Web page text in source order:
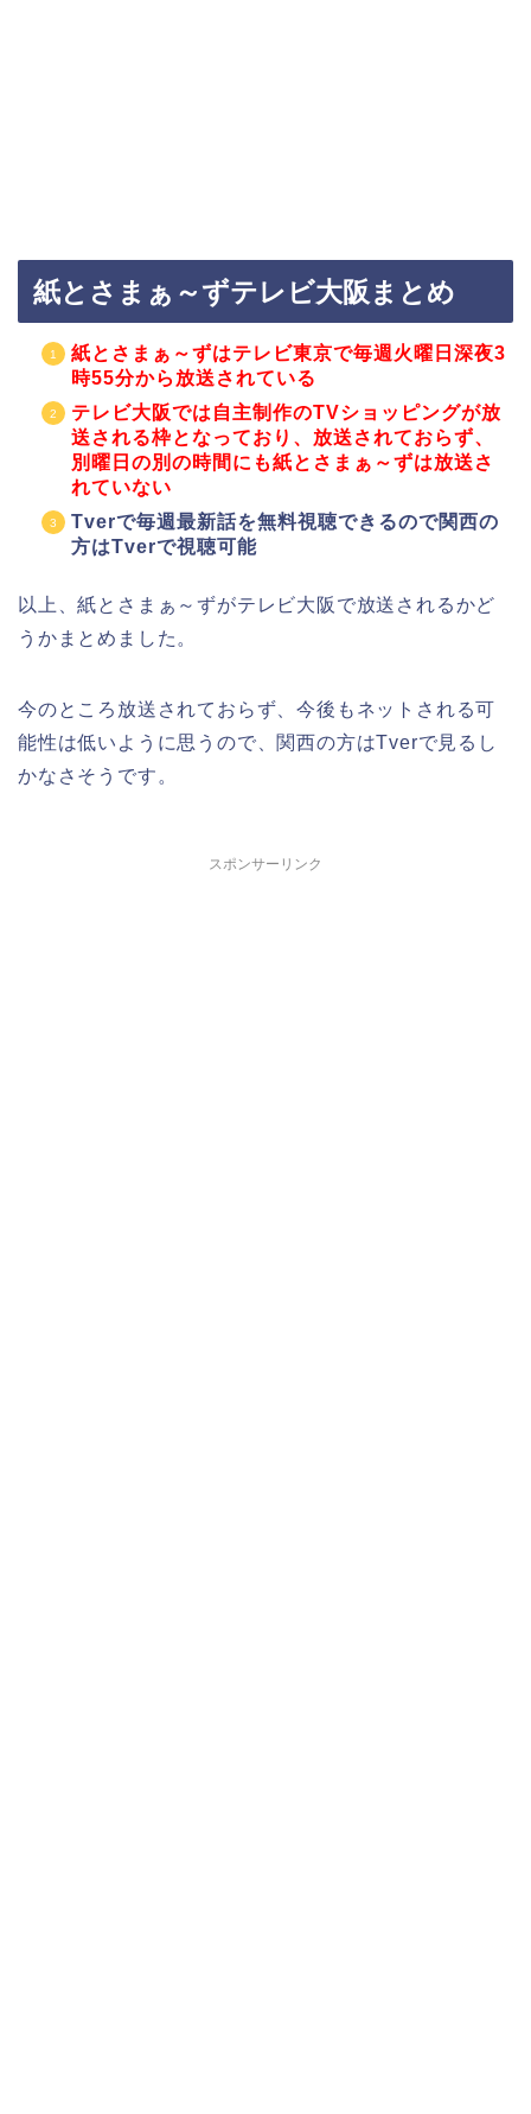
紙とさまぁ～ずテレビ大阪まとめ
紙とさまぁ～ずはテレビ東京で毎週火曜日深夜3
時55分から放送されている
テレビ大阪では自主制作のTVショッピングが放
送される枠となっており、放送されておらず、
別曜日の別の時間にも紙とさまぁ～ずは放送さ
れていない
Tverで毎週最新話を無料視聴できるので関西の
方はTverで視聴可能
以上、紙とさまぁ～ずがテレビ大阪で放送されるかど
うかまとめました。
今のところ放送されておらず、今後もネットされる可
能性は低いように思うので、関西の方はTverで見るし
かなさそうです。
スポンサーリンク